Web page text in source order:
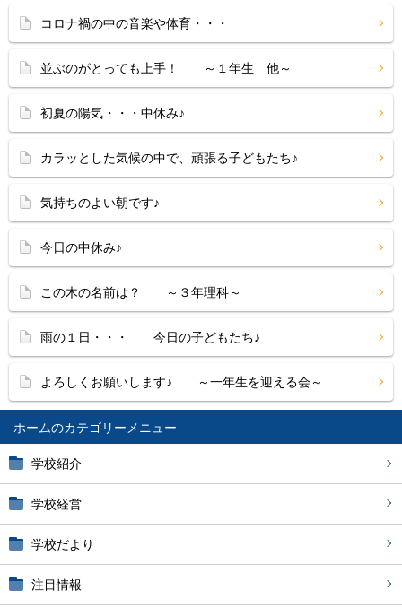
ホーム
学校紹介
学校経営
学校だより
注目情報
コロナ禍の中の音楽や体育・・・
並ぶのがとっても上手！ ～１年生 他～
初夏の陽気・・・中休み♪
カラッとした気候の中で、頑張る子どもたち♪
気持ちのよい朝です♪
今日の中休み♪
この木の名前は？ ～３年理科～
雨の１日・・・ 今日の子どもたち♪
よろしくお願いします♪ ～一年生を迎える会～